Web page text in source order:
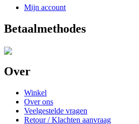
Mijn account
Betaalmethodes
Over
Winkel
Over ons
Veelgestelde vragen
Retour / Klachten aanvraag